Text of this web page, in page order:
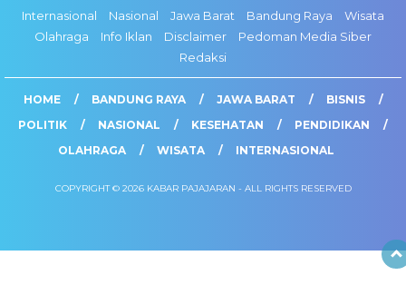
Internasional
Nasional Jawa Barat Bandung Raya
Wisata
Olahraga
Info Iklan Disclaimer
Pedoman Media Siber
Redaksi
HOME BANDUNG RAYA JAWA BARAT
BISNIS
POLITIK
NASIONAL KESEHATAN
PENDIDIKAN
OLAHRAGA
WISATA INTERNASIONAL
COPYRIGHT © 2026 KABAR PAJAJARAN - ALL RIGHTS RESERVED